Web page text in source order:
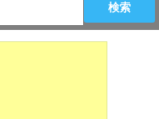
検索